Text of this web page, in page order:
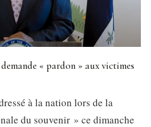
« pardon » aux victimes
à la nation lors de la
du souvenir » ce dimanche